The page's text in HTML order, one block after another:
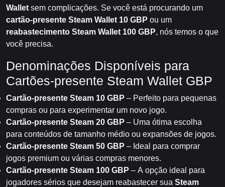
Wallet sem complicações. Se você está procurando um
cartão-presente Steam Wallet 10 GBP ou um
reabastecimento Steam Wallet 100 GBP, nós temos o que
você precisa.
Denominações Disponíveis para
Cartões-presente Steam Wallet GBP
Cartão-presente Steam 10 GBP – Perfeito para pequenas
compras ou para experimentar um novo jogo.
Cartão-presente Steam 20 GBP – Uma ótima escolha
para conteúdos de tamanho médio ou expansões de jogos.
Cartão-presente Steam 50 GBP – Ideal para comprar
jogos premium ou várias compras menores.
Cartão-presente Steam 100 GBP – A opção ideal para
jogadores sérios que desejam reabastecer sua Steam